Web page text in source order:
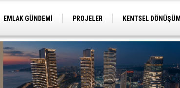
EMLAK GÜNDEMİ PROJELER KENTSEL DÖNÜŞÜM